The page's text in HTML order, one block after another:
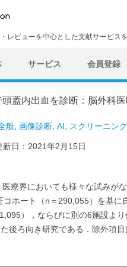
レビューを中心とした文献サービスを
サービス 会員登録
蓋内出血を診断：脳外科
般 画像診断 AI スクリーニング
日： 2021年2月15日
療界においても様々な試みが
ホート（n＝290,055）を基
），ならびに別の6施設よ
後ろ向き研究である．除外項